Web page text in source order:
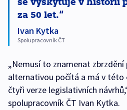
za 50 let.
Ivan Kytka
Spolupracovník ČT
„Nemusí to znamenat zbrzdění
alternativou počítá a má v této
čtyři verze legislativních
spolupracovník ČT Ivan Kytka.